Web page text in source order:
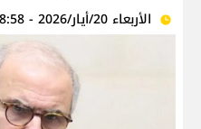
الأربعاء 20/أيار/2026 - 08:58 ص